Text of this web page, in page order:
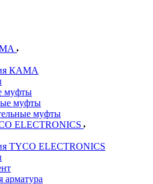
КАМА
муфты
муфты
муфты
ELECTRONICS
TYCO ELECTRONICS
арматура